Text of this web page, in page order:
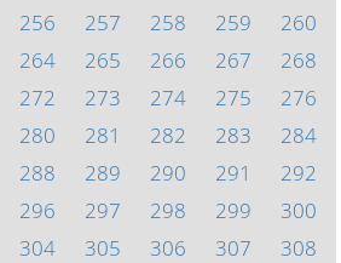
256 257 258 259
260
264 265 266 267
268
272 273 274 275
276
280 281 282 283
284
288 289 290 291
292
296 297 298 299
300
304 305 306 307
308